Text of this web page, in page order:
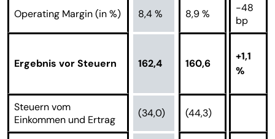
Operating Margin (in %) 8,4 % 8,9 %
-48
bp
Ergebnis vor Steuern 162,4 160,6
+1,1
%
Steuern vom
Einkommen und Ertrag
(34,0) (44,3)